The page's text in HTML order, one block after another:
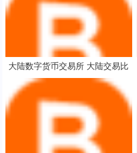
大陆数字货币交易所 大陆交易比
特币交易所排名